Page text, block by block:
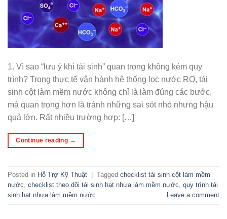
1. Vì sao “lưu ý khi tái sinh” quan trọng không kém quy
trình? Trong thực tế vận hành hệ thống lọc nước RO, tái
sinh cột làm mềm nước không chỉ là làm đúng các bước,
mà quan trọng hơn là tránh những sai sót nhỏ nhưng hậu
quả lớn. Rất nhiều trường hợp: […]
Continue reading →
Posted in Hỗ Trợ Kỹ Thuật Tagged checklist tái sinh cột làm mềm
nước checklist theo dõi tái sinh hạt nhựa làm mềm nước quy trình tái
sinh hạt nhựa làm mềm nước
Leave a comment